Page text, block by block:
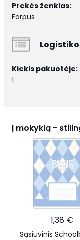
Prekės ženklas:
Forpus
Kiekis pakuotėje:
1
Į mokyklą -
1,38 €
Sąsiuvinis